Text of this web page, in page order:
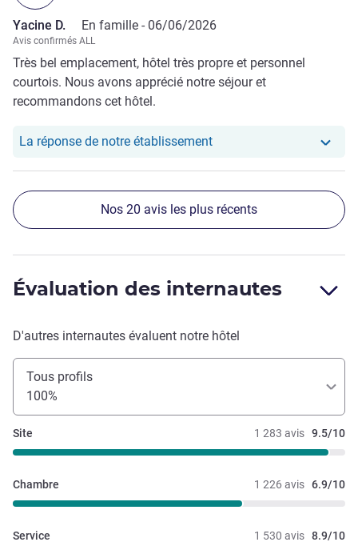
Yacine D. En famille - 06/06/2026
Avis confirmés ALL
Très bel emplacement, hôtel très propre et personnel
courtois. Nous avons apprécié notre séjour et
recommandons cet hôtel.
La réponse de notre établissementNotre hôtel a repondu au
Nos 20 avis les plus récents
Évaluation des internautes
D'autres internautes évaluent notre hôtel
Tous profils
100%
1 283 avis 9.5/10
Site
1 226 avis 6.9/10
Chambre
1 530 avis 8.9/10
Service